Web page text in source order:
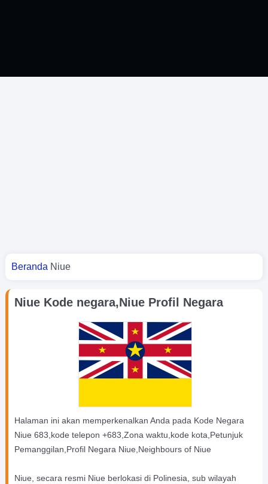
Kamu di sini
Beranda Niue
Niue Kode negara,Niue Profil Negara
Halaman ini akan memperkenalkan Anda pada Kode Negara
Niue 683,kode telepon +683,Zona waktu,kode kota,Petunjuk
Pemanggilan,Profil Negara Niue,Neighbours of Niue
Niue, secara resmi Niue berlokasi di Polinesia, sub wilayah